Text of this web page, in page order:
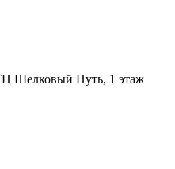
Шелковый Путь, 1 этаж